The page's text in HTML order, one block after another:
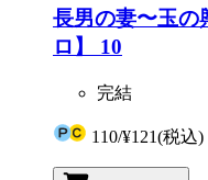
長男の妻〜玉の
ロ】 10
完結
110/¥121(税込)